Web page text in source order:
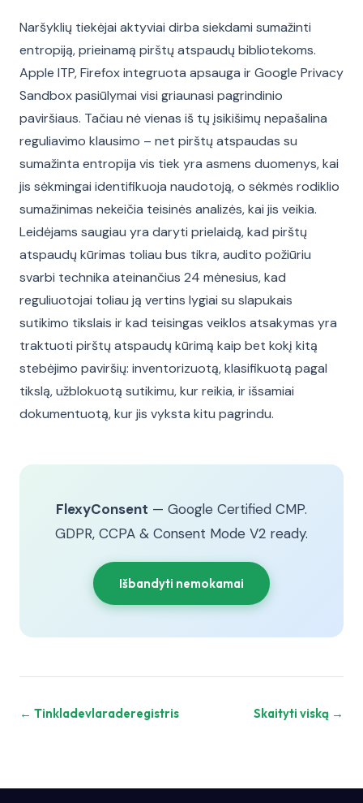
Naršyklių tiekėjai aktyviai dirba siekdami sumažinti
entropiją, prieinamą pirštų atspaudų bibliotekoms.
Apple ITP, Firefox integruota apsauga ir Google Privacy
Sandbox pasiūlymai visi griaunasi pagrindinio
paviršiaus. Tačiau nė vienas iš tų įsikišimų nepašalina
reguliavimo klausimo – net pirštų atspaudas su
sumažinta entropija vis tiek yra asmens duomenys, kai
jis sėkmingai identifikuoja naudotoją, o sėkmės rodiklio
sumažinimas nekeičia teisinės analizės, kai jis veikia.
Leidėjams saugiau yra daryti prielaidą, kad pirštų
atspaudų kūrimas toliau bus tikra, audito požiūriu
svarbi technika ateinančius 24 mėnesius, kad
reguliuotojai toliau ją vertins lygiai su slapukais
sutikimo tikslais ir kad teisingas veiklos atsakymas yra
traktuoti pirštų atspaudų kūrimą kaip bet kokį kitą
stebėjimo paviršių: inventorizuotą, klasifikuotą pagal
tikslą, užblokuotą sutikimu, kur reikia, ir išsamiai
dokumentuotą, kur jis vyksta kitu pagrindu.
FlexyConsent — Google Certified CMP.
GDPR, CCPA & Consent Mode V2 ready.
Išbandyti nemokamai
← Tinkladevlaraderegistris Skaityti viską →